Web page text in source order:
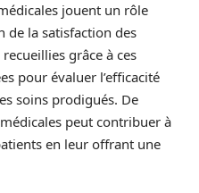
jouent un rôle
de la satisfaction des
grâce à ces
pour évaluer l’efficacité
soins prodigués. De
peut contribuer à
en leur offrant une